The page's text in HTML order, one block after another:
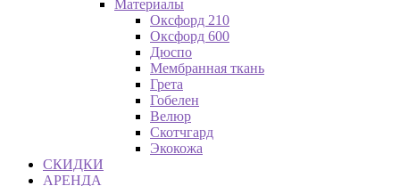
Материалы
Оксфорд 210
Оксфорд 600
Дюспо
Мембранная ткань
Грета
Гобелен
Велюр
Скотчгард
Экокожа
СКИДКИ
АРЕНДА